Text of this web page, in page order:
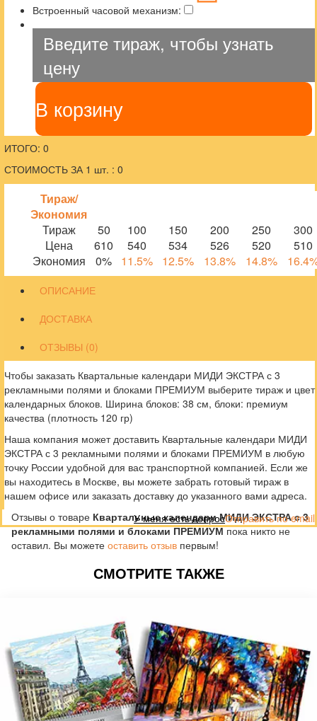
Встроенный часовой механизм:
Введите тираж, чтобы узнать
цену
В корзину
ИТОГО: 0
СТОИМОСТЬ ЗА 1 шт. : 0
Тираж/
Экономия
Тираж
50 100 150 200 250
300
Цена
610 540 534 526 520
510
Экономия
0% 11.5% 12.5% 13.8% 14.8%
ОПИСАНИЕ
ДОСТАВКА
ОТЗЫВЫ (0)
Чтобы заказать Квартальные календари МИДИ ЭКСТРА с 3
рекламными полями и блоками ПРЕМИУМ выберите тираж и цвет
календарных блоков. Ширина блоков: 38 см, блоки: премиум
качества (плотность 120 гр)
Наша компания может доставить Квартальные календари МИДИ
ЭКСТРА с 3 рекламными полями и блоками ПРЕМИУМ в любую
точку России удобной для вас транспортной компанией. Если же
вы находитесь в Москве, вы можете забрать готовый тираж в
нашем офисе или заказать доставку до указанного вами адреса.
Отзывы о товаре Квартальные календари МИДИ ЭКСТРА с 3
рекламными полями и блоками ПРЕМИУМпока никто не
оставил. Вы можете оставить отзыв первым!
Отправить по email
У меня есть вопрос
СМОТРИТЕ ТАКЖЕ